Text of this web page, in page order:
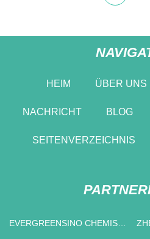
HEIM ÜBER UNS
NACHRICHT BLOG
SEITENVERZEICHNIS
EVERGREENSINO CHEMISCH